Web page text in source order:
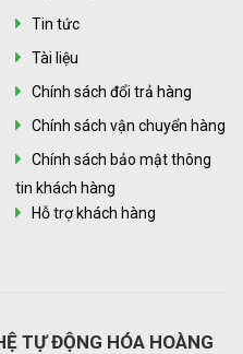
Tin tức
Tài liệu
Chính sách đổi trả hàng
Chính sách vận chuyển hàng
Chính sách bảo mật thông
tin khách hàng
Hỗ trợ khách hàng
TỰ ĐỘNG HÓA HOÀNG